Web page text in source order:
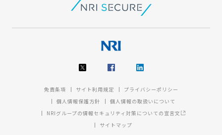
免責条項 サイト利用規定
プライバシーポリシー
個人情報保護方針
個人情報の取扱いについて
NRIグループの情報セキュリティ対策についての宣言文
サイトマップ